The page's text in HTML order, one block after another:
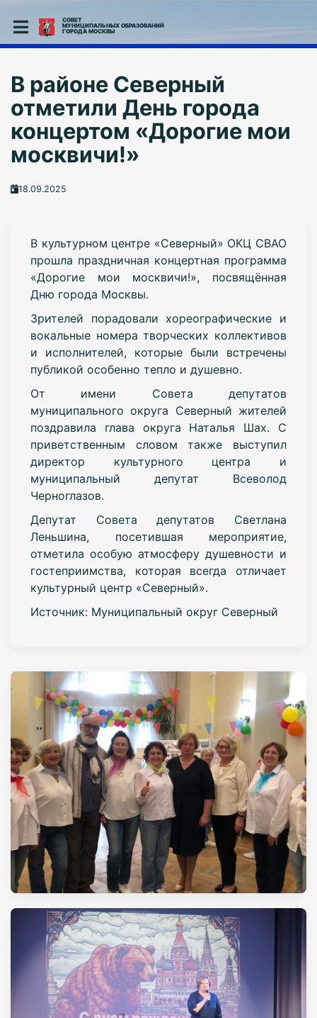
СОВЕТ
МУНИЦИПАЛЬНЫХ ОБРАЗОВАНИЙ
ГОРОДА МОСКВЫ
В районе Северный
отметили День города
концертом «Дорогие мои
москвичи!»
18.09.2025
В культурном центре «Северный» ОКЦ СВАО
прошла праздничная концертная программа
«Дорогие мои москвичи!», посвящённая
Дню города Москвы.
Зрителей порадовали хореографические и
вокальные номера творческих коллективов
и исполнителей, которые были встречены
публикой особенно тепло и душевно.
От имени Совета депутатов
муниципального округа Северный жителей
поздравила глава округа Наталья Шах. С
приветственным словом также выступил
директор культурного центра и
муниципальный депутат Всеволод
Черноглазов.
Депутат Совета депутатов Светлана
Леньшина, посетившая мероприятие,
отметила особую атмосферу душевности и
гостеприимства, которая всегда отличает
культурный центр «Северный».
Источник: Муниципальный округ Северный